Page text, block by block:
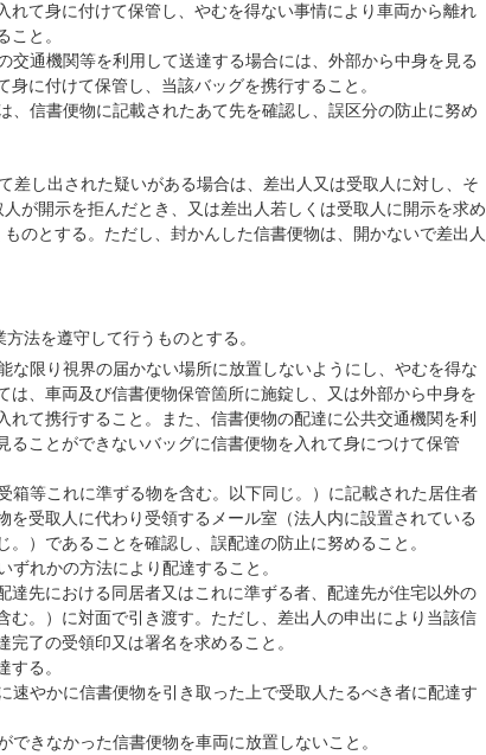
れて身に付けて保管し、やむを得ない事情により車両から離れ
と。
交通機関等を利用して送達する場合には、外部から中身を見る
に付けて保管し、当該バッグを携行すること。
、信書便物に記載されたあて先を確認し、誤区分の防止に努め
し出された疑いがある場合は、差出人又は受取人に対し、そ
が開示を拒んだとき、又は差出人若しくは受取人に開示を求め
のとする。ただし、封かんした信書便物は、開かないで差出人
法を遵守して行うものとする。
な限り視界の届かない場所に放置しないようにし、やむを得な
は、車両及び信書便物保管箇所に施錠し、又は外部から中身を
れて携行すること。また、信書便物の配達に公共交通機関を利
ることができないバッグに信書便物を入れて身につけて保管
箱等これに準ずる物を含む。以下同じ。）に記載された居住者
を受取人に代わり受領するメール室（法人内に設置されている
）であることを確認し、誤配達の防止に努めること。
ずれかの方法により配達すること。
先における同居者又はこれに準ずる者、配達先が住宅以外の
む。）に対面で引き渡す。ただし、差出人の申出により当該信
了の受領印又は署名を求めること。
る。
速やかに信書便物を引き取った上で受取人たるべき者に配達す
できなかった信書便物を車両に放置しないこと。